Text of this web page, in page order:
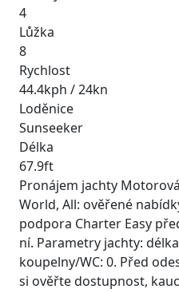
4
Lůžka
8
Rychlost
44.4kph / 24kn
Loděnice
Sunseeker
Délka
67.9ft
Pronájem jachty Motorová
World, All: ověřené
podpora Charter Easy
ní. Parametry jachty:
koupelny/WC: 0. Před
si ověřte dostupnost,